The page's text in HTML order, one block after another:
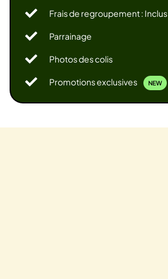
Frais de regroupement : Inclus
Parrainage
Photos des colis
Promotions exclusives NEW